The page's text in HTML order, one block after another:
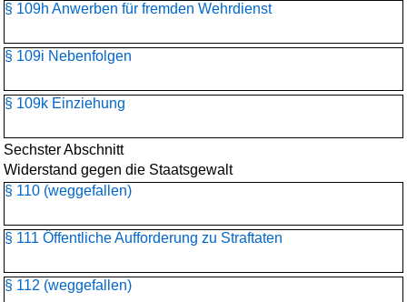
§ 109h Anwerben für fremden Wehrdienst
§ 109i Nebenfolgen
§ 109k Einziehung
Sechster Abschnitt
Widerstand gegen die Staatsgewalt
§ 110 (weggefallen)
§ 111 Öffentliche Aufforderung zu Straftaten
§ 112 (weggefallen)